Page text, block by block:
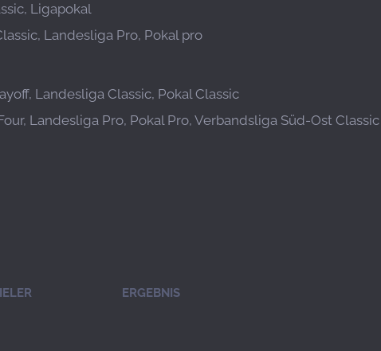
Ligapokal
Landesliga Pro, Pokal pro
Landesliga Classic, Pokal Classic
Landesliga Pro, Pokal Pro, Verbandsliga Süd-Ost
ERGEBNIS